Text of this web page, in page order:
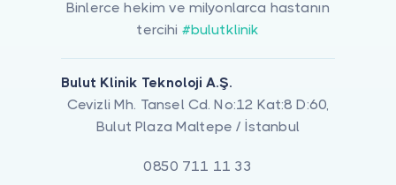
Binlerce hekim ve milyonlarca hastanın
tercihi #bulutklinik
Bulut Klinik Teknoloji A.Ş.
Cevizli Mh. Tansel Cd. No:12 Kat:8 D:60,
Bulut Plaza Maltepe / İstanbul
0850 711 11 33